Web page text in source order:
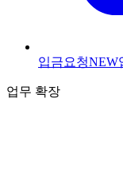
입금요청NEW
업무 확장